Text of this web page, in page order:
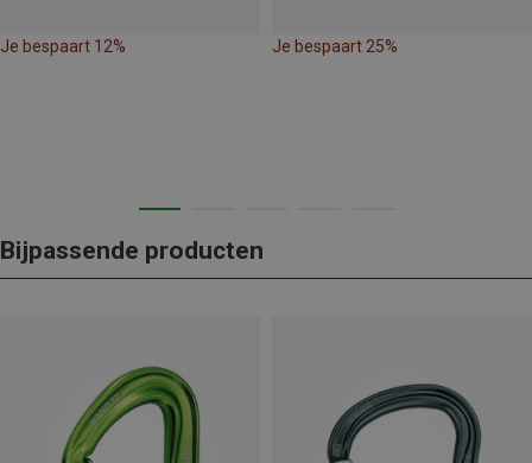
Je bespaart 12% Je bespaart 25%
Bijpassende producten